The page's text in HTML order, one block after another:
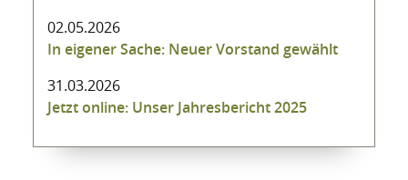
02.05.2026
In eigener Sache: Neuer Vorstand gewählt
31.03.2026
Jetzt online: Unser Jahresbericht 2025